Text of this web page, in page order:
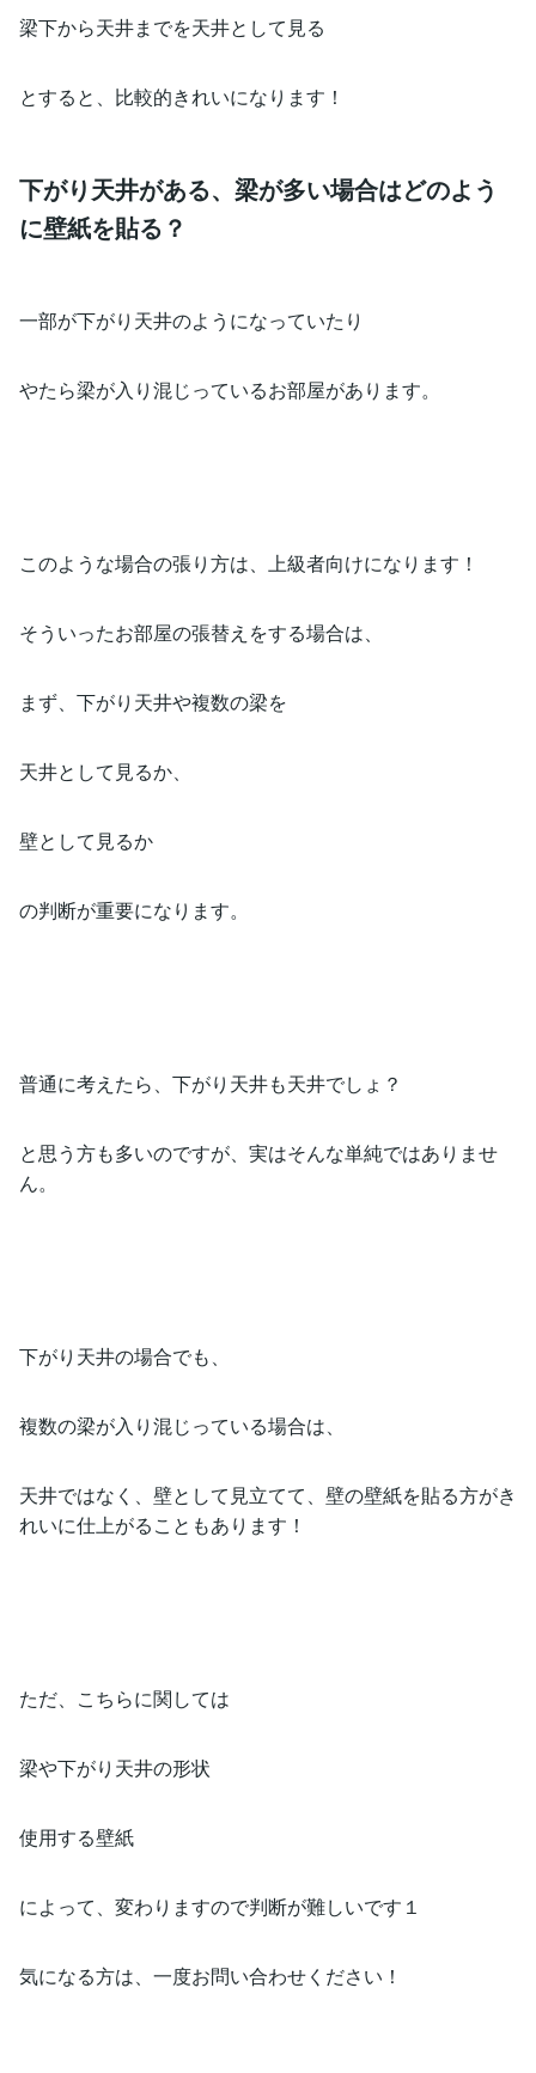
梁下から天井までを天井として見る
とすると、比較的きれいになります！
下がり天井がある、梁が多い場合はどのよう
に壁紙を貼る？
一部が下がり天井のようになっていたり
やたら梁が入り混じっているお部屋があります。
このような場合の張り方は、上級者向けになります！
そういったお部屋の張替えをする場合は、
まず、下がり天井や複数の梁を
天井として見るか、
壁として見るか
の判断が重要になります。
普通に考えたら、下がり天井も天井でしょ？
と思う方も多いのですが、実はそんな単純ではありませ
ん。
下がり天井の場合でも、
複数の梁が入り混じっている場合は、
天井ではなく、壁として見立てて、壁の壁紙を貼る方がき
れいに仕上がることもあります！
ただ、こちらに関しては
梁や下がり天井の形状
使用する壁紙
によって、変わりますので判断が難しいです１
気になる方は、一度お問い合わせください！